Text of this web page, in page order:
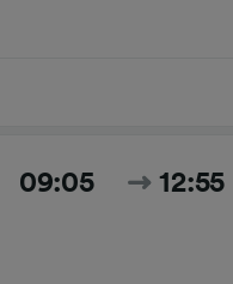
09:05 12:55